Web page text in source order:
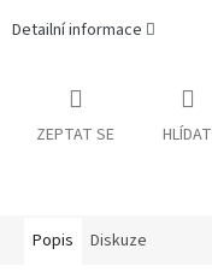
Detailní informace
ZEPTAT SE HLÍDAT
Popis Diskuze